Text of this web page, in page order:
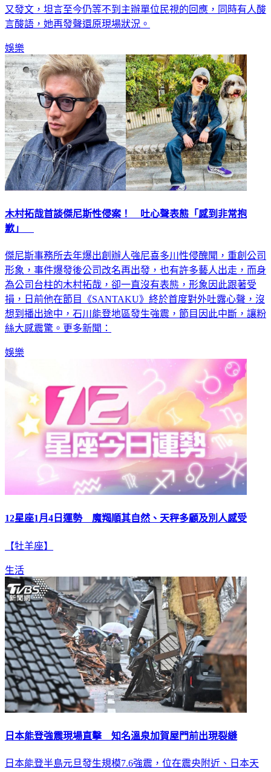
又發文，坦言至今仍等不到主辦單位民視的回應，同時有人酸
言酸語，她再發聲還原現場狀況。
娛樂
木村拓哉首談傑尼斯性侵案！ 吐心聲表態「感到非常抱
歉」
傑尼斯事務所去年爆出創辦人強尼喜多川性侵醜聞，重創公司
形象，事件爆發後公司改名再出發，也有許多藝人出走，而身
為公司台柱的木村拓哉，卻一直沒有表態，形象因此跟著受
損，日前他在節目《SANTAKU》終於首度對外吐露心聲，沒
想到播出途中，石川能登地區發生強震，節目因此中斷，讓粉
絲大感震驚。更多新聞：
娛樂
12星座1月4日運勢 魔羯順其自然、天秤多顧及別人感受
【牡羊座】
生活
日本能登強震現場直擊 知名溫泉加賀屋門前出現裂縫
日本能登半島元旦發生規模7.6強震，位在震央附近、日本天